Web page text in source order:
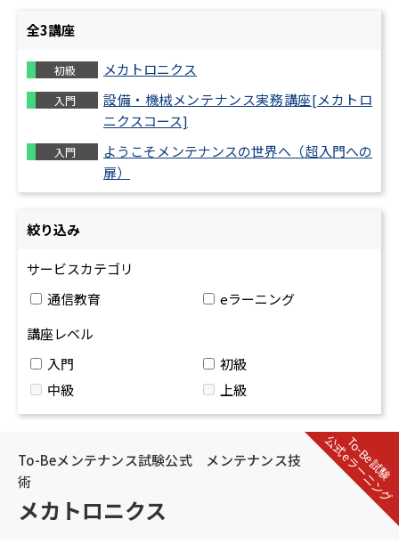
全3講座
初級 メカトロニクス
入門
設備・機械メンテナンス実務講座[メカトロ
ニクスコース]
入門
ようこそメンテナンスの世界へ（超入門への
扉）
絞り込み
サービスカテゴリ
通信教育
eラーニング
講座レベル
入門
初級
中級
上級
To-Beメンテナンス試験公式 メンテナンス技
術
メカトロニクス
To-Be試験
公式eラーニング